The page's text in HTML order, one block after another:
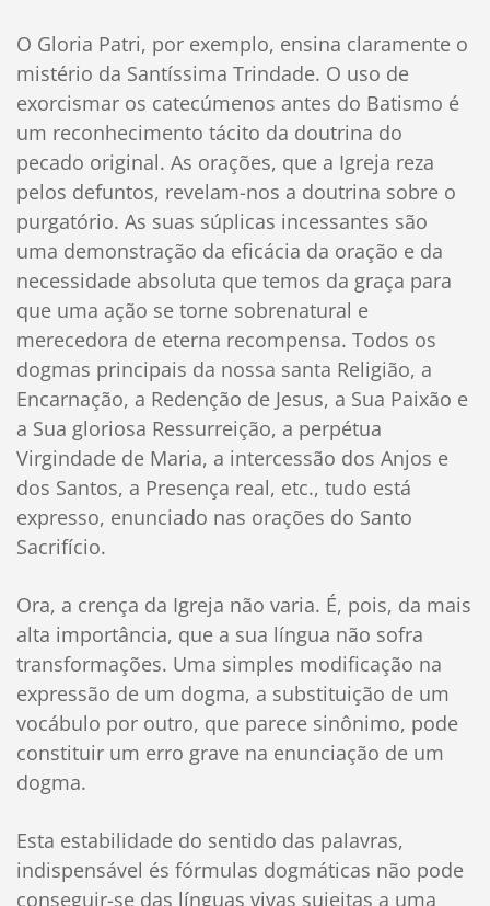
O Gloria Patri, por exemplo, ensina claramente o
mistério da Santíssima Trindade. O uso de
exorcismar os catecúmenos antes do Batismo é
um reconhecimento tácito da doutrina do
pecado original. As orações, que a Igreja reza
pelos defuntos, revelam-nos a doutrina sobre o
purgatório. As suas súplicas incessantes são
uma demonstração da eficácia da oração e da
necessidade absoluta que temos da graça para
que uma ação se torne sobrenatural e
merecedora de eterna recompensa. Todos os
dogmas principais da nossa santa Religião, a
Encarnação, a Redenção de Jesus, a Sua Paixão e
a Sua gloriosa Ressurreição, a perpétua
Virgindade de Maria, a intercessão dos Anjos e
dos Santos, a Presença real, etc., tudo está
expresso, enunciado nas orações do Santo
Sacrifício.
Ora, a crença da Igreja não varia. É, pois, da mais
alta importância, que a sua língua não sofra
transformações. Uma simples modificação na
expressão de um dogma, a substituição de um
vocábulo por outro, que parece sinônimo, pode
constituir um erro grave na enunciação de um
dogma.
Esta estabilidade do sentido das palavras,
indispensável és fórmulas dogmáticas não pode
conseguir-se das línguas vivas sujeitas a uma